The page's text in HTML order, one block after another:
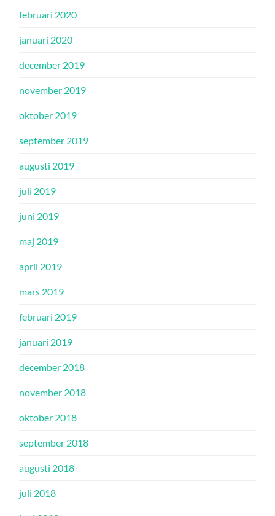
februari 2020
januari 2020
december 2019
november 2019
oktober 2019
september 2019
augusti 2019
juli 2019
juni 2019
maj 2019
april 2019
mars 2019
februari 2019
januari 2019
december 2018
november 2018
oktober 2018
september 2018
augusti 2018
juli 2018